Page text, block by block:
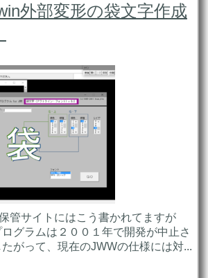
外部変形の袋文字作成
管サイトにはこう書かれてますが
ログラムは２００１年で開発が中止さ
がって、現在のJWWの仕様には対...